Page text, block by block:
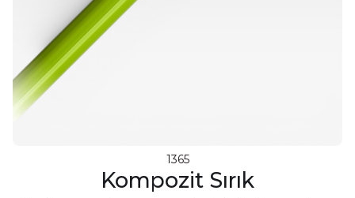
1365
Kompozit Sırık